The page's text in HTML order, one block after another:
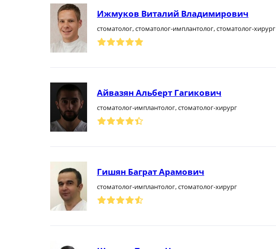
Ижмуков Виталий Владимирович
стоматолог, стоматолог-имплантолог, стоматолог-хирург
Айвазян Альберт Гагикович
стоматолог-имплантолог, стоматолог-хирург
Гишян Баграт Арамович
стоматолог-имплантолог, стоматолог-хирург